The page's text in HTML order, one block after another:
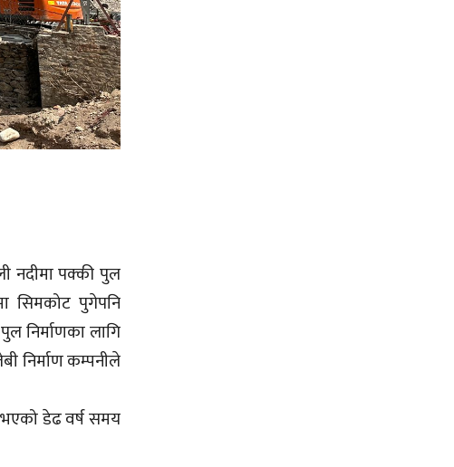
नदीमा पक्की पुल
सिमकोट पुगेपनि
निर्माणका लागि
निर्माण कम्पनीले
भएको डेढ वर्ष समय